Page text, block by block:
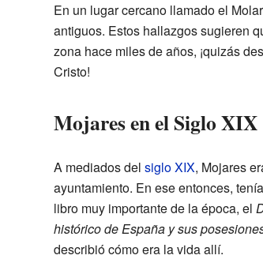
En un lugar cercano llamado el
antiguos. Estos hallazgos sugieren
zona hace miles de años, ¡quizás
Cristo!
Mojares en el Siglo XIX
A mediados del siglo XIX, Mojares
ayuntamiento. En ese entonces,
libro muy importante de la época, el
histórico de España y sus
describió cómo era la vida allí.